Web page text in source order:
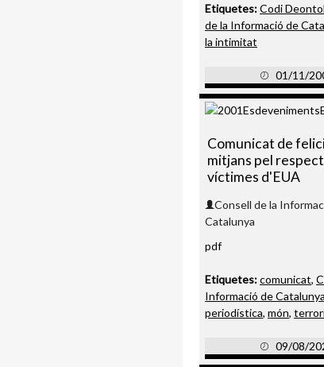
Etiquetes:Codi
de la Informació de
la intimitat
01/11/
Comunicat de
mitjans pel
víctimes d'EUA
Consell de la
Catalunya
pdf
Etiquetes:comunicat,
Informació de Catalunya
periodística, món,
09/08/